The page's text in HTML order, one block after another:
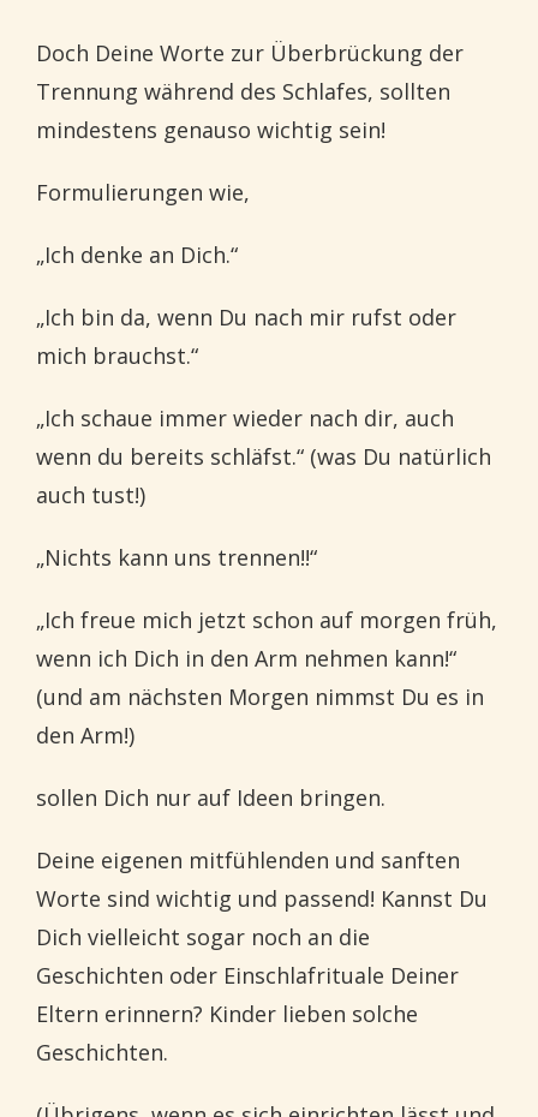
Doch Deine Worte zur Überbrückung der
Trennung während des Schlafes, sollten
mindestens genauso wichtig sein!
Formulierungen wie,
„Ich denke an Dich.“
„Ich bin da, wenn Du nach mir rufst oder
mich brauchst.“
„Ich schaue immer wieder nach dir, auch
wenn du bereits schläfst.“ (was Du natürlich
auch tust!)
„Nichts kann uns trennen!!“
„Ich freue mich jetzt schon auf morgen früh,
wenn ich Dich in den Arm nehmen kann!“
(und am nächsten Morgen nimmst Du es in
den Arm!)
sollen Dich nur auf Ideen bringen.
Deine eigenen mitfühlenden und sanften
Worte sind wichtig und passend! Kannst Du
Dich vielleicht sogar noch an die
Geschichten oder Einschlafrituale Deiner
Eltern erinnern? Kinder lieben solche
Geschichten.